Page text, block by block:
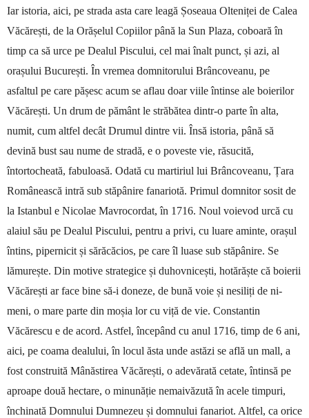
Iar istoria, aici, pe strada asta care leagă Șo­seaua Olteniței de Calea
Văcărești, de la Orășelul Co­piilor până la Sun Plaza, coboară în
timp ca să urce pe Dealul Piscului, cel mai înalt punct, și azi, al
orașului Bucu­rești. În vremea dom­ni­torului Brâncoveanu, pe
asfaltul pe care pășesc acum se aflau doar viile în­tinse ale boierilor
Văcă­rești. Un drum de pământ le străbătea dintr-o parte în alta,
numit, cum altfel decât Drumul dintre vii. Însă istoria, până să
devină bust sau nume de stradă, e o poveste vie, răsucită,
întortocheată, fabu­loasă. Odată cu martiriul lui Brâncoveanu, Țara
Românească intră sub stăpânire fanariotă. Primul dom­nitor sosit de
la Istanbul e Nicolae Mavro­cor­dat, în 1716. Noul voievod urcă cu
alaiul său pe Dealul Piscului, pentru a privi, cu luare aminte, orașul
întins, pipernicit și sărăcăcios, pe care îl luase sub stăpânire. Se
lămurește. Din motive strategice și duhovnicești, hotărăște că boie­rii
Văcărești ar fa­ce bine să-i doneze, de bună voie și nesiliți de ni­
meni, o mare parte din moșia lor cu viță de vie. Constantin
Văcărescu e de acord. Astfel, începând cu anul 1716, timp de 6 ani,
aici, pe coama dealului, în locul ăsta unde astăzi se află un mall, a
fost construită Mânăstirea Văcărești, o adevărată cetate, în­tinsă pe
aproape două hectare, o minunăție ne­maivăzută în acele timpuri,
închinată Domnului Dumnezeu și domnului fanariot. Altfel, ca orice